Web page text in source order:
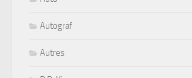
Autograf
Autres